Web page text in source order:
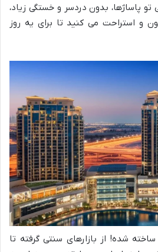
پاساژها، بدون دردسر و خستگی زیاد،
و استراحت می کنید تا برای یه روز
شده! از بازارهای سنتی گرفته تا